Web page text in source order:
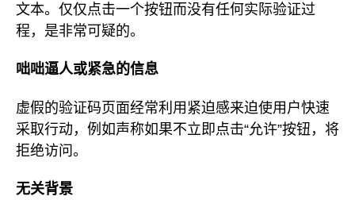
文本。仅仅点击一个按钮而没有任何实际验证过
程，是非常可疑的。
咄咄逼人或紧急的信息
虚假的验证码页面经常利用紧迫感来迫使用户快速
采取行动，例如声称如果不立即点击“允许”按钮，将
拒绝访问。
无关背景